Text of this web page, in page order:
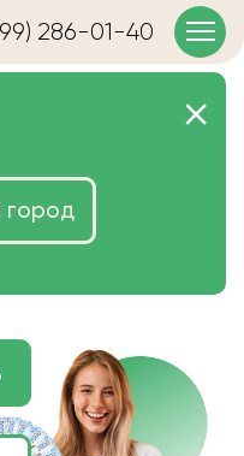
286-01-40
дорого
и структуры
город